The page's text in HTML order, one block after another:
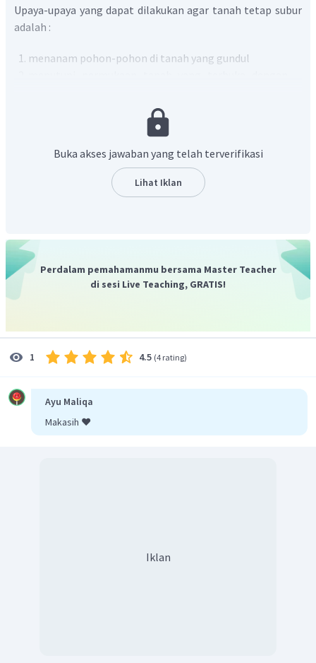
Upaya-upaya yang dapat dilakukan agar tanah tetap subur
adalah :
menanam pohon-pohon di tanah yang gundul
memperbaiki cara pengolahan tanah, misalnya
dengan irigasi dan penanaman bergilir
mikroorganisme
membuat sengkedan pada tanah dilereng
pengunungan yang miring
Dengan demikian, pilihan jawaban yang tepat adalah B.
Buka akses jawaban yang telah terverifikasi
Lihat Iklan
Perdalam pemahamanmu bersama Master Teacher
di sesi Live Teaching, GRATIS!
1 4.5 (4 rating)
Ayu Maliqa
Makasih ❤️
Iklan